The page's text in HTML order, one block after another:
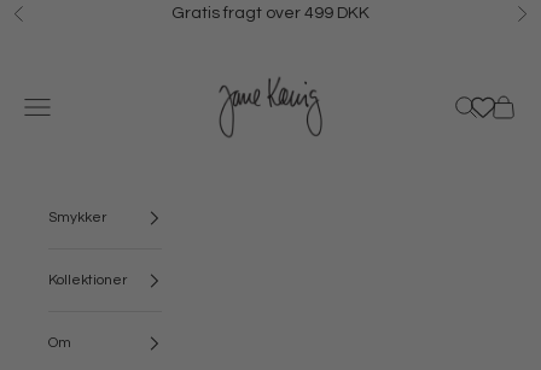
Spring til indhold
Forrige Gratis fragt over 499 DKK
Menu Søg Kurv
Smykker
Kollektioner
Om